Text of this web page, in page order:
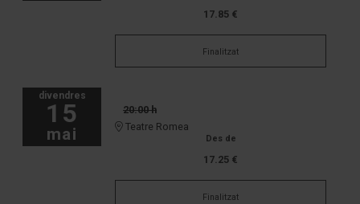
17.85 €
Finalitzat
divendres
15
mai
20:00 h
Teatre Romea
Des de
17.25 €
Finalitzat